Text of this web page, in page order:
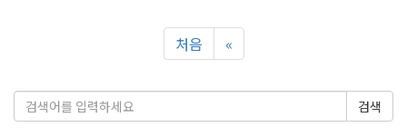
처음 «
검색